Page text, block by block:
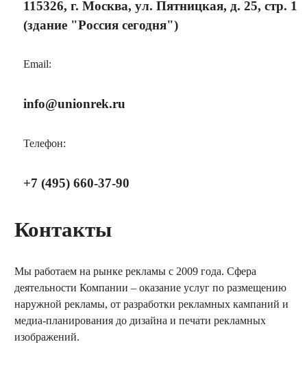
115326, г. Москва, ул. Пятницкая, д. 25, стр. 1
(здание "Россия сегодня")
Email:
info@unionrek.ru
Телефон:
+7 (495) 660-37-90
Контакты
Мы работаем на рынке рекламы с 2009 года. Сфера
деятельности Компании – оказание услуг по размещению
наружной рекламы, от разработки рекламных кампаний и
медиа-планирования до дизайна и печати рекламных
изображений.